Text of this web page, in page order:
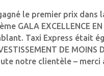
le premier prix dans
GALA EXCELLENCE
Taxi Express était
DE MOINS
notre clientèle – merci